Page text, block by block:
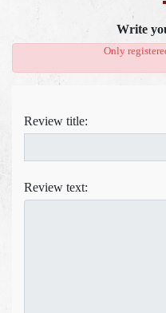
Write
Only
Review title:
Review text: